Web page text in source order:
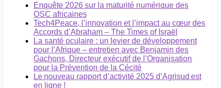
Enquête 2026 sur la maturité numérique des
OSC africaines
Tech4Peace, l’innovation et l’impact au cœur des
Accords d’Abraham – The Times of Israël
La santé oculaire : un levier de développement
pour l’Afrique – entretien avec Benjamin des
Gachons, Directeur exécutif de l’Organisation
pour la Prévention de la Cécité
Le nouveau rapport d’activité 2025 d’Agrisud est
en ligne !